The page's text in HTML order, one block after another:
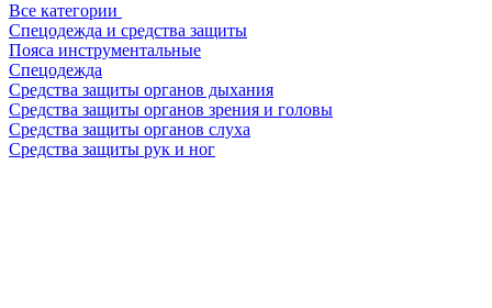
Все категории
Спецодежда и средства защиты
Пояса инструментальные
Спецодежда
Средства защиты органов дыхания
Средства защиты органов зрения и головы
Средства защиты органов слуха
Средства защиты рук и ног